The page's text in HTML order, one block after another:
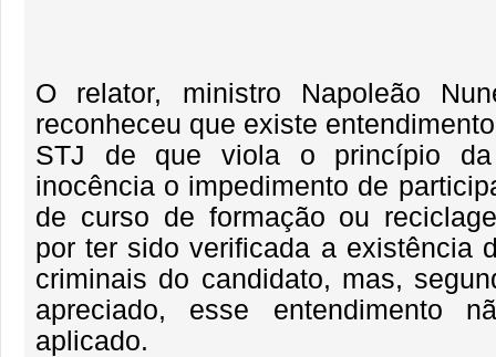
O relator, ministro Napoleão
reconheceu que existe
STJ de que viola o princípio da
inocência o impedimento de
de curso de formação ou
por ter sido verificada a existência
criminais do candidato, mas,
apreciado, esse entendimento
aplicado.